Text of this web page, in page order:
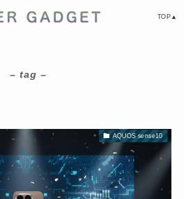
TOP▲
– tag –
AQUOS sense10